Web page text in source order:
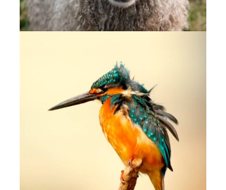
VERS DES PRINTEMPS SANS
CHANTS D’OISEAUX
Insectivores, les oiseaux jouent un rôle
primordial dans la régulation des espèces
d’insectes. Mais c’est sans compter sur
l’agrochimie qui avec ses engrais,
pesticides, insecticides et herbicides
élimine les insectes et, par ricochet, les
oiseaux dont le nombre s’est réduit d’un
tiers en 25 ans.